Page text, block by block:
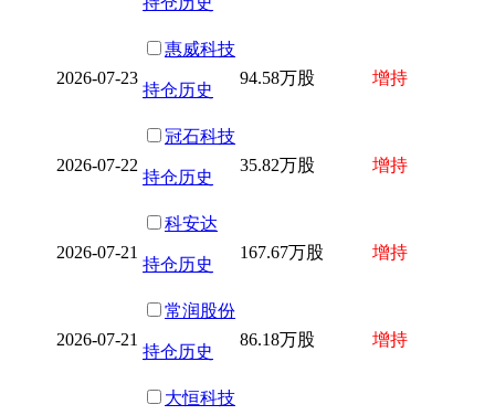
2026-07-23
惠威科技
持仓历史
94.58万股 增持
2026-07-22
冠石科技
持仓历史
35.82万股 增持
2026-07-21
科安达
持仓历史
167.67万股 增持
2026-07-21
常润股份
持仓历史
86.18万股 增持
大恒科技